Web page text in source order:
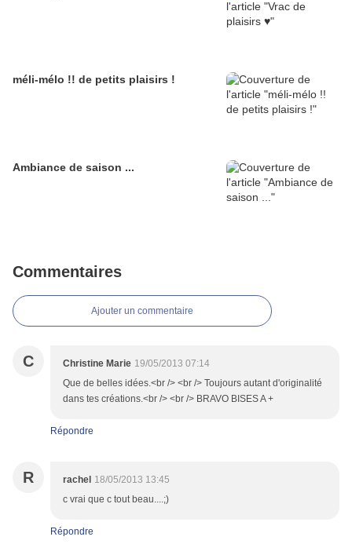
méli-mélo !! de petits plaisirs !
Ambiance de saison ...
Commentaires
Ajouter un commentaire
C Christine Marie 19/05/2013 07:14
Que de belles idées.<br /> <br /> Toujours autant d'originalité
dans tes créations.<br /> <br /> BRAVO BISES A +
Répondre
R rachel 18/05/2013 13:45
c vrai que c tout beau....;)
Répondre